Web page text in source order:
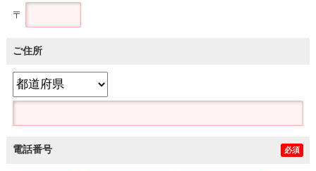
〒
ご住所
電話番号 必須